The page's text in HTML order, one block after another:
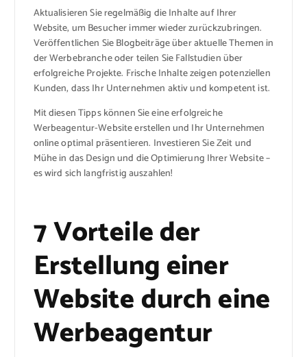
Aktualisieren Sie regelmäßig die Inhalte auf Ihrer
Website, um Besucher immer wieder zurückzubringen.
Veröffentlichen Sie Blogbeiträge über aktuelle Themen in
der Werbebranche oder teilen Sie Fallstudien über
erfolgreiche Projekte. Frische Inhalte zeigen potenziellen
Kunden, dass Ihr Unternehmen aktiv und kompetent ist.
Mit diesen Tipps können Sie eine erfolgreiche
Werbeagentur-Website erstellen und Ihr Unternehmen
online optimal präsentieren. Investieren Sie Zeit und
Mühe in das Design und die Optimierung Ihrer Website –
es wird sich langfristig auszahlen!
7 Vorteile der
Erstellung einer
Website durch eine
Werbeagentur